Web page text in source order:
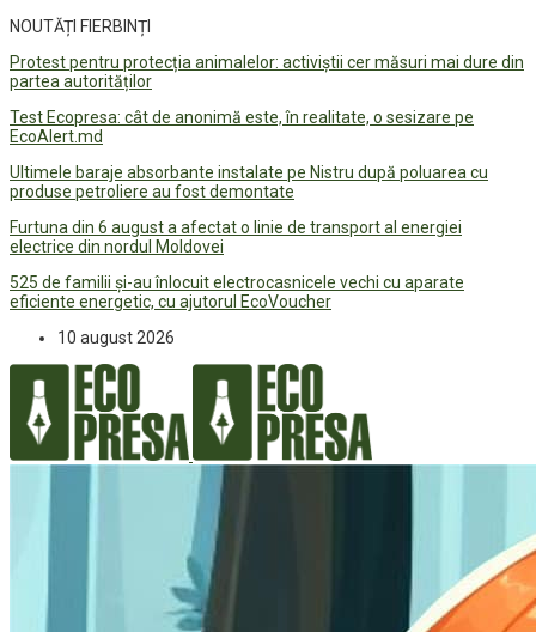
NOUTĂȚI FIERBINȚI
Protest pentru protecția animalelor: activiștii cer măsuri mai dure din
partea autorităților
Test Ecopresa: cât de anonimă este, în realitate, o sesizare pe
EcoAlert.md
Ultimele baraje absorbante instalate pe Nistru după poluarea cu
produse petroliere au fost demontate
Furtuna din 6 august a afectat o linie de transport al energiei
electrice din nordul Moldovei
525 de familii și-au înlocuit electrocasnicele vechi cu aparate
eficiente energetic, cu ajutorul EcoVoucher
10 august 2026